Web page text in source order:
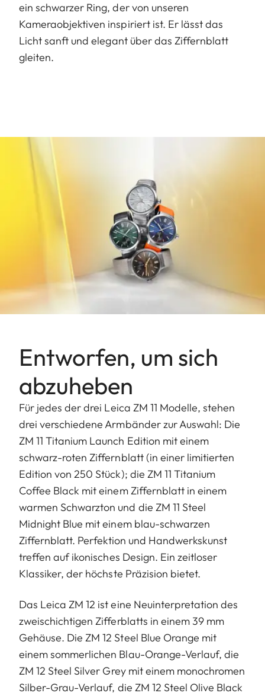
ein schwarzer Ring, der von unseren
Kameraobjektiven inspiriert ist. Er lässt das
Licht sanft und elegant über das Ziffernblatt
gleiten.
Entworfen, um sich
abzuheben
Für jedes der drei Leica ZM 11 Modelle, stehen
drei verschiedene Armbänder zur Auswahl: Die
ZM 11 Titanium Launch Edition mit einem
schwarz-roten Ziffernblatt (in einer limitierten
Edition von 250 Stück); die ZM 11 Titanium
Coffee Black mit einem Ziffernblatt in einem
warmen Schwarzton und die ZM 11 Steel
Midnight Blue mit einem blau-schwarzen
Ziffernblatt. Perfektion und Handwerkskunst
treffen auf ikonisches Design. Ein zeitloser
Klassiker, der höchste Präzision bietet.
Das Leica ZM 12 ist eine Neuinterpretation des
zweischichtigen Zifferblatts in einem 39 mm
Gehäuse. Die ZM 12 Steel Blue Orange mit
einem sommerlichen Blau-Orange-Verlauf, die
ZM 12 Steel Silver Grey mit einem monochromen
Silber-Grau-Verlauf, die ZM 12 Steel Olive Black